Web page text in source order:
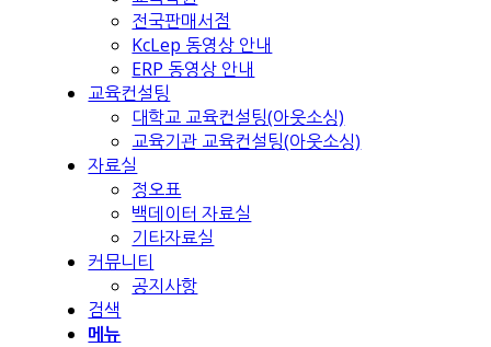
전국판매서점
KcLep 동영상 안내
ERP 동영상 안내
교육컨설팅
대학교 교육컨설팅(아웃소싱)
교육기관 교육컨설팅(아웃소싱)
자료실
정오표
백데이터 자료실
기타자료실
커뮤니티
공지사항
검색
메뉴